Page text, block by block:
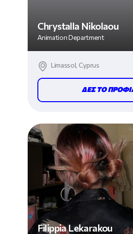
Chrystalla Nikolaou
Animation Department
Limassol, Cyprus
ΔΕΣ ΤΟ
Filippia Lekarakou